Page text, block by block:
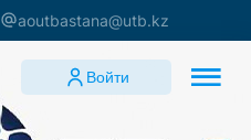
aoutbastana@utb.kz
Войти